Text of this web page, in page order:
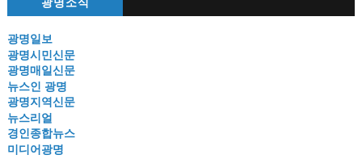
광명일보
광명시민신문
광명매일신문
뉴스인 광명
광명지역신문
뉴스리얼
경인종합뉴스
미디어광명